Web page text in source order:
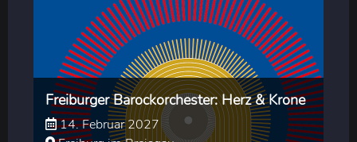
Freiburger Barockorchester: Herz & Krone
14. Februar 2027